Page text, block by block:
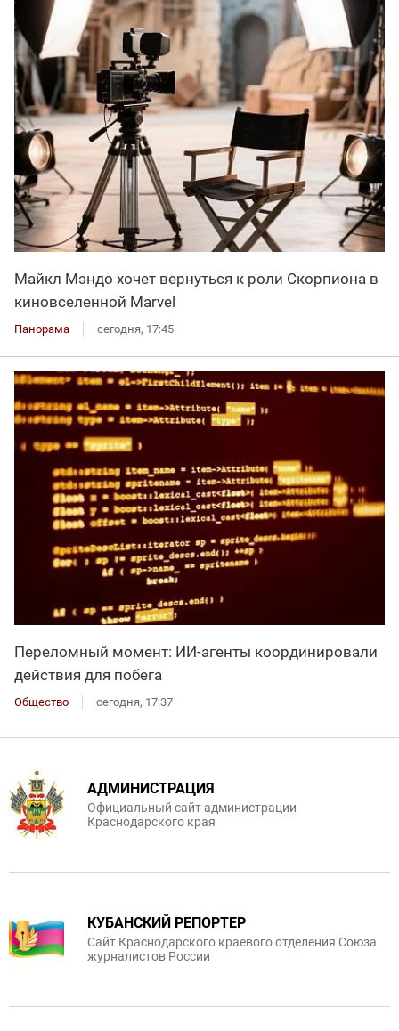
Майкл Мэндо хочет вернуться к роли Скорпиона в
киновселенной Marvel
Панорама сегодня, 17:45
Переломный момент: ИИ-агенты координировали
действия для побега
Общество сегодня, 17:37
АДМИНИСТРАЦИЯ
Официальный сайт администрации
Краснодарского края
КУБАНСКИЙ РЕПОРТЕР
Сайт Краснодарского краевого отделения Союза
журналистов России